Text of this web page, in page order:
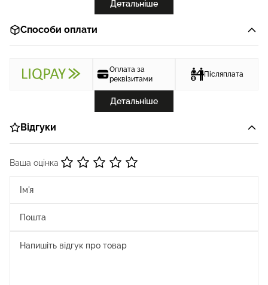
Детальніше
Способи оплати
Оплата за
реквізитами
Післяплата
Детальніше
Відгуки
Ваша оцінка